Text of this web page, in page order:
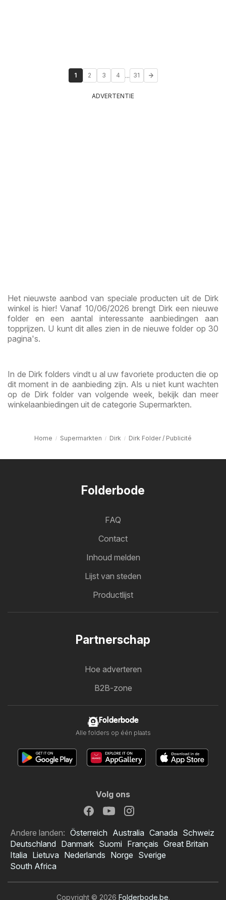
1 2 3 4 ... 31
ADVERTENTIE
Het nieuwste aanbod van speciale producten uit de Dirk
winkel is hier! Vanaf 10/06/2026 brengt Dirk een nieuwe
folder en een aantal interessante aanbiedingen aan
topprijzen. U kunt dit alles zien in de nieuwe folder op 30
pagina's.
In de Dirk folders vindt u al uw favoriete producten die op
dit moment in de aanbieding zijn. Als u niet kunt wachten
op de Dirk folder van volgende week, bekijk dan meer
winkelaanbiedingen uit de categorie Supermarkten.
Home Supermarkten Dirk Dirk Folder / Publicité
Folderbode
FAQ
Contact
Inhoud melden
Lijst van steden
Productlijst
Partnerschap
Hoe adverteren
B2B-zone
Folderbode
Alle folders op één plaats
Volg ons
Andere landen: Österreich Australia Canada Schweiz
Deutschland Danmark Suomi Français Great Britain
Italia Lietuva Nederlands Norge Sverige
South Africa
Copyright © 2026 Folderbode.be.